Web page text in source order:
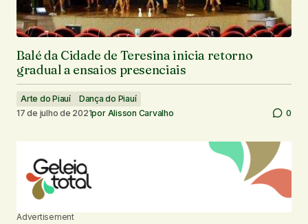
Balé da Cidade de Teresina inicia retorno
gradual a ensaios presenciais
Arte do Piauí
Dança do Piauí
17 de julho de 2021por Alisson Carvalho 0
Advertisement